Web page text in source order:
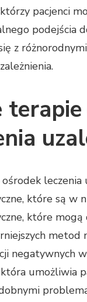
pacjenci
podejścia
z
leczenia
które są w
które mogą
metod
negatywnych
umożliwia